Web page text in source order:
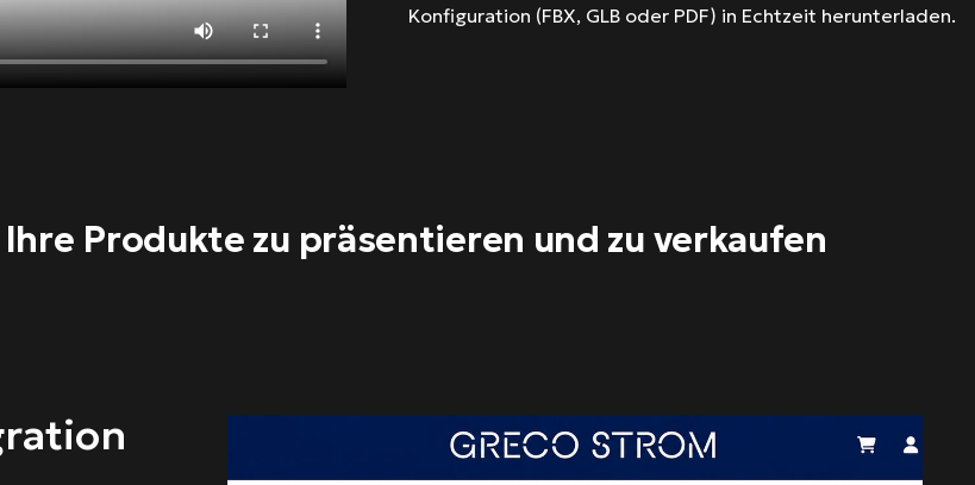
Konfiguration (FBX, GLB oder PDF) in Echtzeit herunterladen.
Produkte zu präsentieren und zu verkaufen